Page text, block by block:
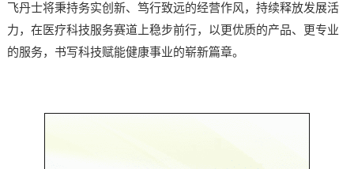
飞丹士将秉持务实创新、笃行致远的经营作风，持续释放发展活
力，在医疗科技服务赛道上稳步前行，以更优质的产品、更专业
的服务，书写科技赋能健康事业的崭新篇章。